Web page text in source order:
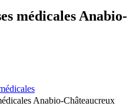
médicales Anabio-
Anabio-Châteaucreux